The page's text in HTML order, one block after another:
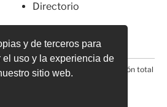
y de terceros para
uso y la experiencia de
sitio web.
Directorio
Prohibida la reproducción total
cualquier medio electrónico*